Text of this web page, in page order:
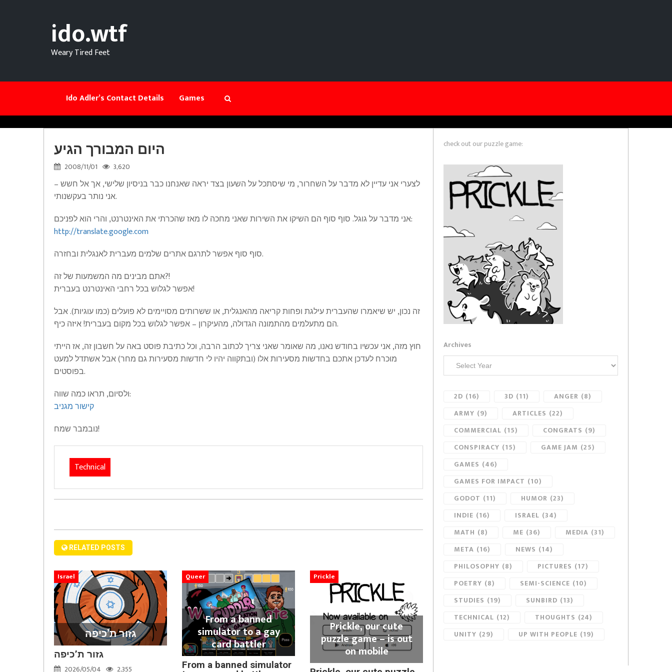
ido.wtf
Weary Tired Feet
Ido Adler’s Contact Details Games
היום המבורך הגיע
2008/11/01 3,620
לצערי אני עדיין לא מדבר על השחרור, מי שיסתכל על השעון בצד יראה שאנחנו כבר בניסיון שלישי, אך אל חשש –
אני נותר בעקשנותי.
אני מדבר על גוגל. סוף סוף הם השיקו את השירות שאני מחכה לו מאז שהכרתי את האינטרנט, והרי הוא לפניכם:
http://translate.google.com
סוף סוף אפשר לתרגם אתרים שלמים מעברית לאנגלית ובחזרה.
אתם מבינים מה המשמעות של זה?!
אפשר לגלוש בכל רחבי האינטרנט בעברית!
זה נכון, יש שיאמרו שהעברית עילגת ופחות קריאה מהאנגלית, או ששרותים מסויימים לא פועלים (כמו עוגיות). אבל
הם מתעלמים מהתמונה הגדולה, מהעיקרון – אפשר לגלוש בכל מקום בעברית! איזה כיף.
חוץ מזה, אני עכשיו בחודש נאנו, מה שאומר שאני צריך לכתוב הרבה, וכל כתיבת פוסט באה על חשבון זה, אז הייתי
מוכרח לעדכן אתכם בחדשות מסעירות אלו (ובתקווה יהיו לי חדשות מסעירות גם מחר) אבל אשתדל למעט
בפוסטים.
ולסיום, תראו כמה שווה:
קישור מגניב
נובמבר שמח!
Technical
RELATED POSTS
Israel
גזור ת’כיפה
גזור ת’כיפה
2026/05/04
2,355
Queer
From a banned
simulator to a gay
card battler
From a banned simulator
Prickle
Prickle, our cute
puzzle game – is out
on mobile
check out our puzzle game:
Archives
2D (16) 3D (11) ANGER (8)
ARMY (9) ARTICLES (22)
COMMERCIAL (15) CONGRATS (9)
CONSPIRACY (15) GAME JAM (25)
GAMES (46)
GAMES FOR IMPACT (10)
GODOT (11) HUMOR (23)
INDIE (16) ISRAEL (34)
MATH (8) ME (36) MEDIA (31)
META (16) NEWS (14)
PHILOSOPHY (8) PICTURES (17)
POETRY (8) SEMI-SCIENCE (10)
STUDIES (19) SUNBIRD (13)
TECHNICAL (12) THOUGHTS (24)
UNITY (29) UP WITH PEOPLE (19)